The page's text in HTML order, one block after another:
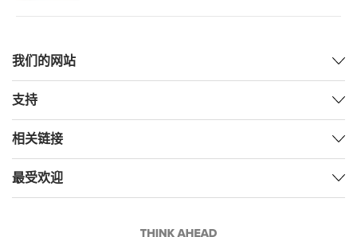
我们的网站
支持
相关链接
最受欢迎